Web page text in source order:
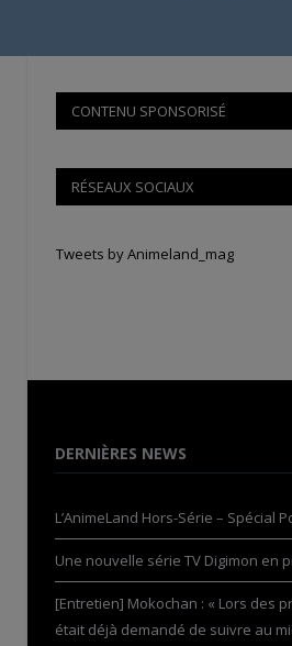
CONTENU SPONSORISÉ
RÉSEAUX SOCIAUX
Tweets by Animeland_mag
DERNIÈRES NEWS
L’AnimeLand Hors-Série – Spécial
Une nouvelle série TV Digimon en
[Entretien] Mokochan : « Lors des
était déjà demandé de suivre au